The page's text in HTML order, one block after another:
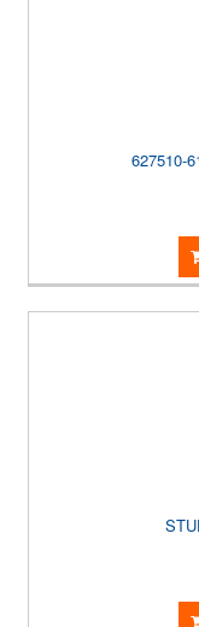
627510-